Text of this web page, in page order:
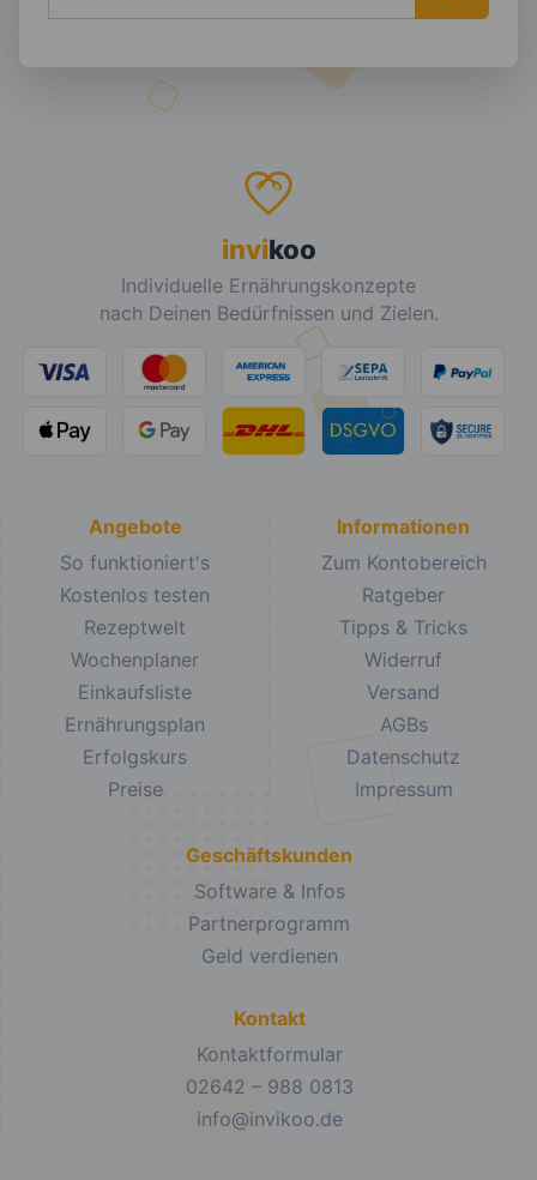
invikoo
Individuelle Ernährungskonzepte
nach Deinen Bedürfnissen und Zielen.
Angebote
So funktioniert's
Kostenlos testen
Rezeptwelt
Wochenplaner
Einkaufsliste
Ernährungsplan
Erfolgskurs
Preise
Informationen
Zum Kontobereich
Ratgeber
Tipps & Tricks
Widerruf
Versand
AGBs
Datenschutz
Impressum
Geschäftskunden
Software & Infos
Partnerprogramm
Geld verdienen
Kontakt
Kontaktformular
02642 – 988 0813
info@invikoo.de